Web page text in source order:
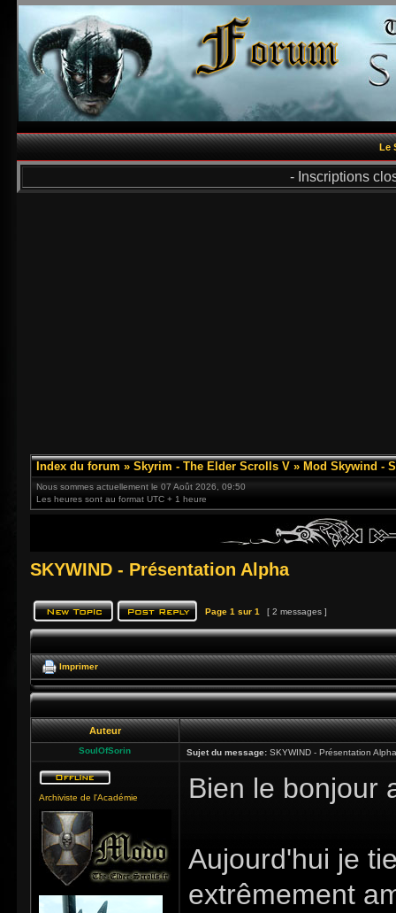
Le
- Inscriptions
Index du forum » Skyrim - The Elder Scrolls V » Mod Skywind -
Nous sommes actuellement le 07 Août 2026, 09:50
Les heures sont au format UTC + 1 heure
SKYWIND - Présentation Alpha
Page 1 sur 1 [ 2 messages ]
Imprimer
Auteur
SoulOfSorin Sujet du message: SKYWIND - Présentation Alpha
Archiviste de l'Académie Bien le bonjour
Aujourd'hui je
extrêmement